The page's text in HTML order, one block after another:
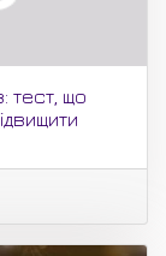
тест, що